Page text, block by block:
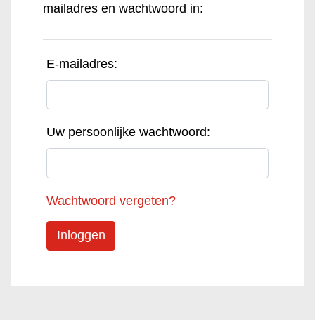
mailadres en wachtwoord in:
E-mailadres:
Uw persoonlijke wachtwoord:
Wachtwoord vergeten?